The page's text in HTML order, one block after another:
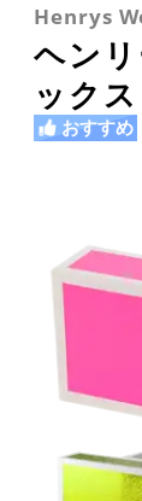
Henrys
ヘン
ックス
おすすめ